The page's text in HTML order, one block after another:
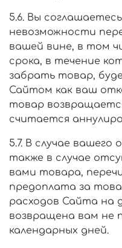
5.6. Вы
невозможности
вашей вине, в том
срока, в течение
забрать товар,
Сайтом как ваш
товар
считается
5.7. В случае
также в случае
вами товара,
предоплата за
расходов Сайта на
возвращена вам не
календарных дней.